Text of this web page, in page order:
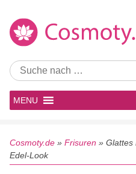
MENU
Cosmoty.de » Frisuren » Glattes
Edel-Look